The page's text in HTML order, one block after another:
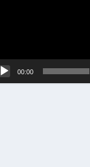
00:00